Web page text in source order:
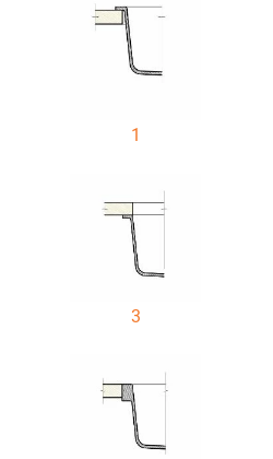
1
3